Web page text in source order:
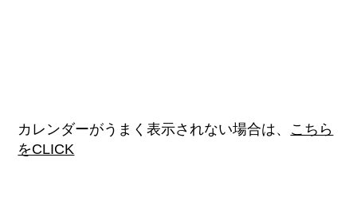
カレンダーがうまく表示されない場合は、 こちら
をCLICK